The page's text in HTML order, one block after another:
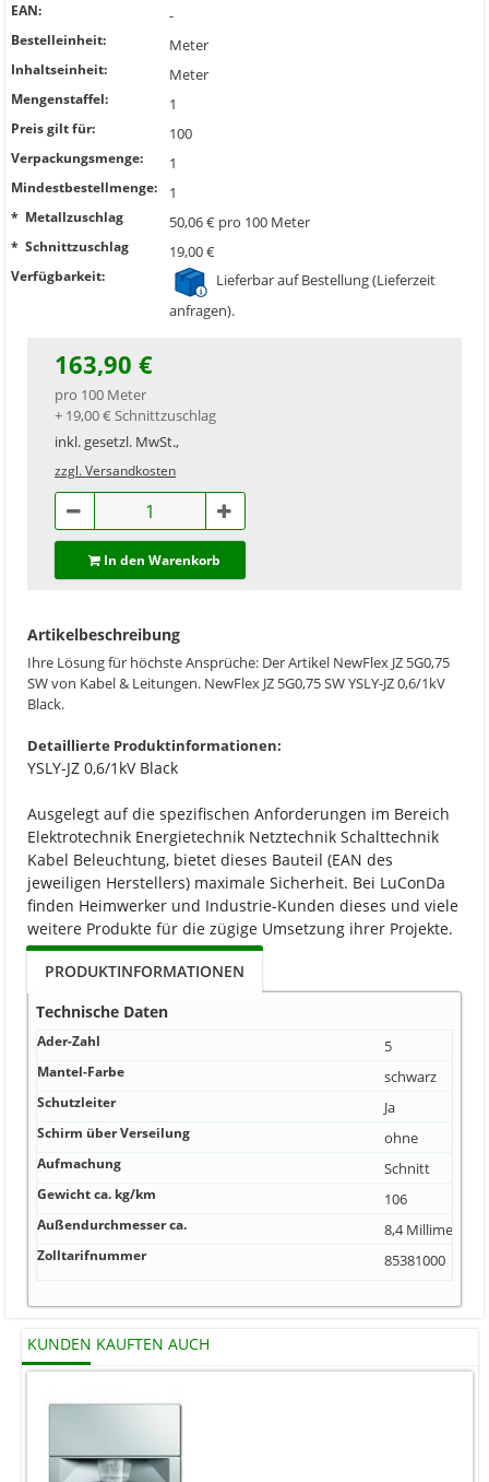
EAN: -
Bestelleinheit: Meter
Inhaltseinheit: Meter
Mengenstaffel: 1
Preis gilt für: 100
Verpackungsmenge: 1
Mindestbestellmenge: 1
* Metallzuschlag 50,06 € pro 100 Meter
* Schnittzuschlag 19,00 €
Verfügbarkeit:
Lieferbar auf Bestellung (Lieferzeit
anfragen).
163,90 €
pro 100 Meter
+ 19,00 € Schnittzuschlag
inkl. gesetzl. MwSt.,
zzgl. Versandkosten
In den Warenkorb
Artikelbeschreibung
Ihre Lösung für höchste Ansprüche: Der Artikel NewFlex JZ 5G0,75
SW von Kabel & Leitungen. NewFlex JZ 5G0,75 SW YSLY-JZ 0,6/1kV
Black.
Detaillierte Produktinformationen:
YSLY-JZ 0,6/1kV Black
Ausgelegt auf die spezifischen Anforderungen im Bereich
Elektrotechnik Energietechnik Netztechnik Schalttechnik
Kabel Beleuchtung, bietet dieses Bauteil (EAN des
jeweiligen Herstellers) maximale Sicherheit. Bei LuConDa
finden Heimwerker und Industrie-Kunden dieses und viele
weitere Produkte für die zügige Umsetzung ihrer Projekte.
PRODUKTINFORMATIONEN
Technische Daten
Ader-Zahl 5
Mantel-Farbe schwarz
Schutzleiter Ja
Schirm über Verseilung ohne
Aufmachung Schnitt
Gewicht ca. kg/km 106
Außendurchmesser ca. 8,4 Millimeter
Zolltarifnummer 85381000
KUNDEN KAUFTEN AUCH